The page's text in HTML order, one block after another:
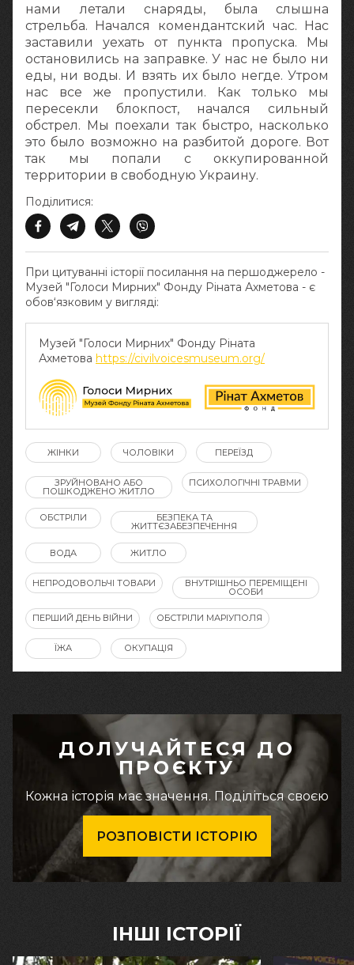
нами летали снаряды, была слышна
стрельба. Начался комендантский час. Нас
заставили уехать от пункта пропуска. Мы
остановились на заправке. У нас не было ни
еды, ни воды. И взять их было негде. Утром
нас все же пропустили. Как только мы
пересекли блокпост, начался сильный
обстрел. Мы поехали так быстро, насколько
это было возможно на разбитой дороге. Вот
так мы попали с оккупированной
территории в свободную Украину.
При цитуванні історії посилання на першоджерело -
Музей "Голоси Мирних" Фонду Ріната Ахметова - є
обов‘язковим у вигляді:
Музей "Голоси Мирних" Фонду Ріната
Ахметова https://civilvoicesmuseum.org/
Поділитися:
ЖІНКИ ЧОЛОВІКИ ПЕРЕЇЗД
ЗРУЙНОВАНО АБО
ПОШКОДЖЕНО ЖИТЛО
ПСИХОЛОГІЧНІ ТРАВМИ
ОБСТРІЛИ БЕЗПЕКА ТА
ЖИТТЄЗАБЕЗПЕЧЕННЯ
ВОДА ЖИТЛО
НЕПРОДОВОЛЬЧІ ТОВАРИ ВНУТРІШНЬО ПЕРЕМІЩЕНІ
ОСОБИ
ПЕРШИЙ ДЕНЬ ВІЙНИ ОБСТРІЛИ МАРІУПОЛЯ
ЇЖА ОКУПАЦІЯ
ДОЛУЧАЙТЕСЯ ДО
ПРОЄКТУ
Кожна історія має значення. Поділіться своєю
РОЗПОВІСТИ ІСТОРІЮ
ІНШІ ІСТОРІЇ